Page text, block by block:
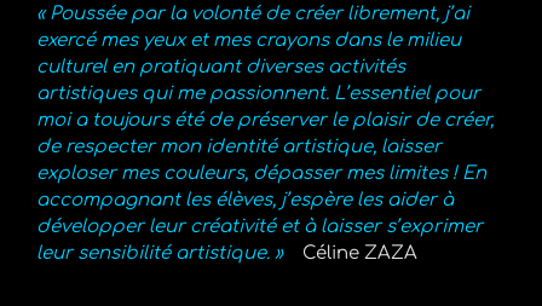
« Poussée par la volonté de créer librement, j’ai
exercé mes yeux et mes crayons dans le milieu
culturel en pratiquant diverses activités
artistiques qui me passionnent. L’essentiel pour
moi a toujours été de préserver le plaisir de créer,
de respecter mon identité artistique, laisser
exploser mes couleurs, dépasser mes limites ! En
accompagnant les élèves, j’espère les aider à
développer leur créativité et à laisser s’exprimer
leur sensibilité artistique. »Céline ZAZA